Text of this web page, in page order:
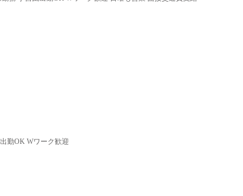
勤OK Wワーク歓迎